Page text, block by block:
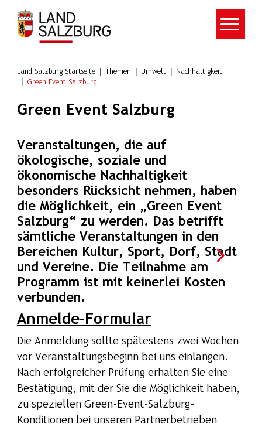
Zum Hauptinhalt springen
Land Salzburg Startseite Themen Umwelt
Nachhaltigkeit
Green Event Salzburg
Green Event Salzburg
Veranstaltungen, die auf
ökologische, soziale und
ökonomische Nachhaltigkeit
besonders Rücksicht nehmen, haben
die Möglichkeit, ein „Green Event
Salzburg“ zu werden. Das betrifft
sämtliche Veranstaltungen in den
Bereichen Kultur, Sport, Dorf, Stadt
und Vereine. Die Teilnahme am
Programm ist mit keinerlei Kosten
verbunden.
Anmelde-Formular
Die Anmeldung sollte spätestens zwei Wochen
vor Veranstaltungsbeginn bei uns einlangen.
Nach erfolgreicher Prüfung erhalten Sie eine
Bestätigung, mit der Sie die Möglichkeit haben,
zu speziellen Green-Event-Salzburg-
Konditionen bei unseren Partnerbetrieben